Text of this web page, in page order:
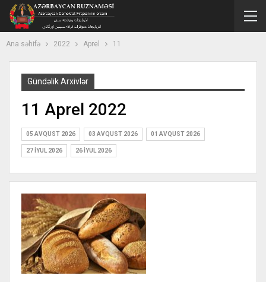
Ana səhifə 2022 Aprel 11
Gündəlik Arxivlər
11 Aprel 2022
05 AVQUST 2026 03 AVQUST 2026 01 AVQUST 2026
27 İYUL 2026 26 İYUL 2026